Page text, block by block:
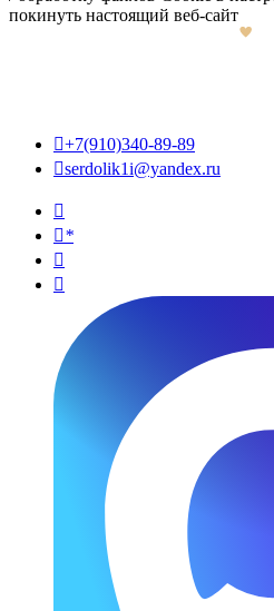
покинуть настоящий веб-сайт
+7(910)340-89-89
serdolik1i@yandex.ru

*

